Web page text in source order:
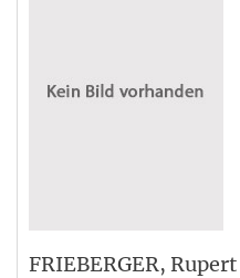
FRIEBERGER,